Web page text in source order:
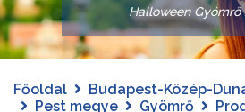
Halloween Gyömrő
Főoldal
Budapest-Közép-
Pest megye
Gyömrő